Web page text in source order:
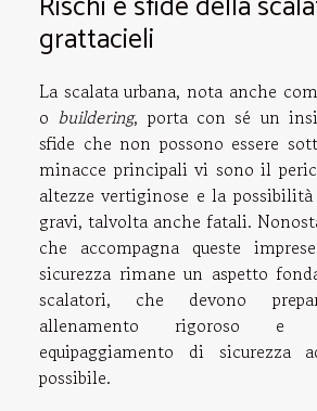
grattacieli
La scalata urbana, nota anche
o buildering, porta con sé un
sfide che non possono essere
minacce principali vi sono il
altezze vertiginose e la
gravi, talvolta anche fatali.
che accompagna queste
sicurezza rimane un aspetto
scalatori, che devono
allenamento rigoroso e
equipaggiamento di sicurezza
possibile.